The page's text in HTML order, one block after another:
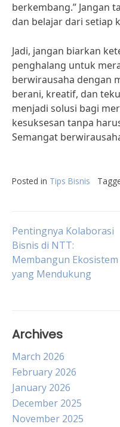
berkembang.” Jangan
dan belajar dari setiap
Jadi, jangan biarkan
penghalang untuk
berwirausaha dengan
berani, kreatif, dan
menjadi solusi bagi
kesuksesan tanpa
Semangat
Posted in Tips Bisnis
Post
navigation
Pentingnya Kolaborasi
Bisnis di NTT:
Membangun Ekosistem
yang Mendukung
Archives
March 2026
February 2026
January 2026
December 2025
November 2025